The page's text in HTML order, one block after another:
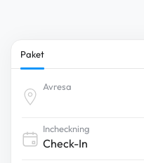
Paket
Avresa
Incheckning